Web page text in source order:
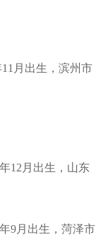
月出生，滨州市
12月出生，山东
9月出生，菏泽市